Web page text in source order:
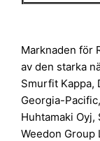
Marknaden för
av den starka
Smurfit Kappa,
Georgia-
Huhtamaki Oyj,
Weedon Group